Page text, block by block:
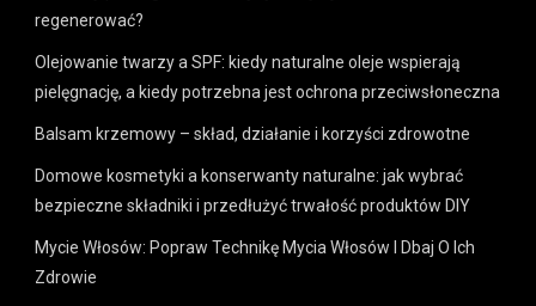
regenerować?
Olejowanie twarzy a SPF: kiedy naturalne oleje wspierają
pielęgnację, a kiedy potrzebna jest ochrona przeciwsłoneczna
Balsam krzemowy – skład, działanie i korzyści zdrowotne
Domowe kosmetyki a konserwanty naturalne: jak wybrać
bezpieczne składniki i przedłużyć trwałość produktów DIY
Mycie Włosów: Popraw Technikę Mycia Włosów I Dbaj O Ich
Zdrowie